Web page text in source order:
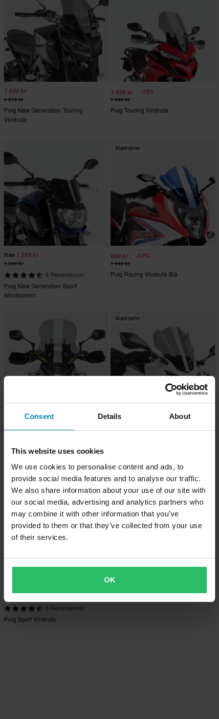
Consent Details About
This website uses cookies
We use cookies to personalise content and ads, to
provide social media features and to analyse our traffic.
We also share information about your use of our site with
our social media, advertising and analytics partners who
may combine it with other information that you’ve
provided to them or that they’ve collected from your use
of their services.
OK
1 549 kr
1 579 kr
Puig New Generation Touring
Vindruta
1 439 kr -13%
1 649 kr
Puig Touring Vindruta
Från 1 269 kr
1 299 kr
6 Recensioner
Puig New Generation Sport
Windscreen
Superpris!
609 kr -42%
1 049 kr
Puig Racing Vindruta Blå
Superpris!
1 049 kr
3 Recensioner
Puig Sport Vindruta